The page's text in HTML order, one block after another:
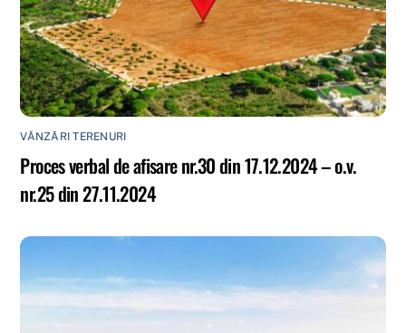
VÂNZĂRI TERENURI
Proces verbal de afisare nr.30 din 17.12.2024 – o.v.
nr.25 din 27.11.2024